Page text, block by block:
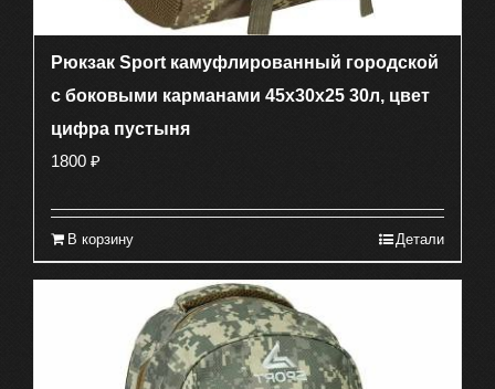
Рюкзак Sport камуфлированный городской
с боковыми карманами 45х30х25 30л, цвет
цифра пустыня
1800 ₽
В корзину Детали